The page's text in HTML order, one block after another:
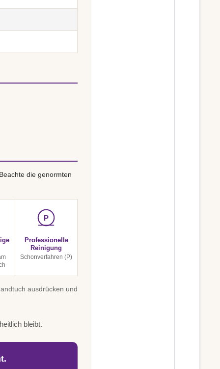
die genormten
P
Professionelle
Reinigung
Schonverfahren (P)
ausdrücken und
bleibt.